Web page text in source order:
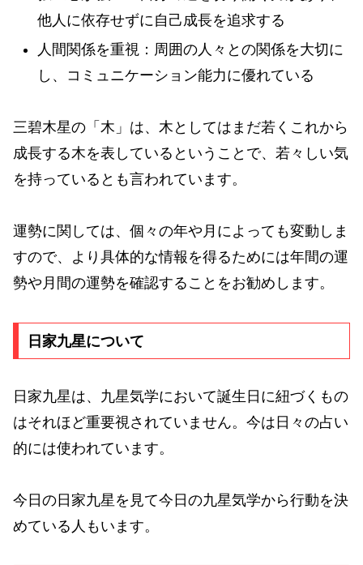
他人に依存せずに自己成長を追求する
人間関係を重視：周囲の人々との関係を大切に
し、コミュニケーション能力に優れている
三碧木星の「木」は、木としてはまだ若くこれから
成長する木を表しているということで、若々しい気
を持っているとも言われています。
運勢に関しては、個々の年や月によっても変動しま
すので、より具体的な情報を得るためには年間の運
勢や月間の運勢を確認することをお勧めします。
日家九星について
日家九星は、九星気学において誕生日に紐づくもの
はそれほど重要視されていません。今は日々の占い
的には使われています。
今日の日家九星を見て今日の九星気学から行動を決
めている人もいます。